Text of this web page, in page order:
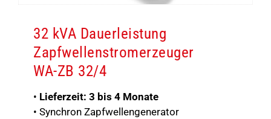
32 kVA Dauerleistung
Zapfwellenstromerzeuger
WA-ZB 32/4
• Lieferzeit: 3 bis 4 Monate
• Synchron Zapfwellengenerator